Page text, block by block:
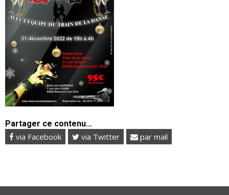
Partager ce contenu...
via Facebook via Twitter par mail